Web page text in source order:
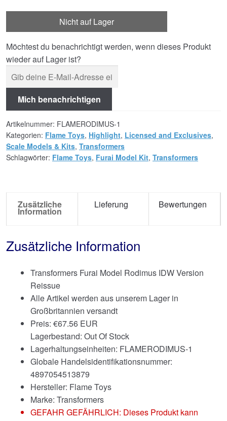
Nicht auf Lager
Möchtest du benachrichtigt werden, wenn dieses Produkt
wieder auf Lager ist?
Mich benachrichtigen
Artikelnummer: FLAMERODIMUS-1
Kategorien: Flame Toys, Highlight, Licensed and Exclusives,
Scale Models & Kits, Transformers
Schlagwörter: Flame Toys, Furai Model Kit, Transformers
Zusätzliche
Information
Lieferung Bewertungen
Zusätzliche Information
Transformers Furai Model Rodimus IDW Version
Reissue
Alle Artikel werden aus unserem Lager in
Großbritannien versandt
Preis: €67.56 EUR
Lagerbestand: Out Of Stock
Lagerhaltungseinheiten: FLAMERODIMUS-1
Globale Handelsidentifikationsnummer:
4897054513879
Hersteller: Flame Toys
Marke: Transformers
GEFAHR GEFÄHRLICH: Dieses Produkt kann